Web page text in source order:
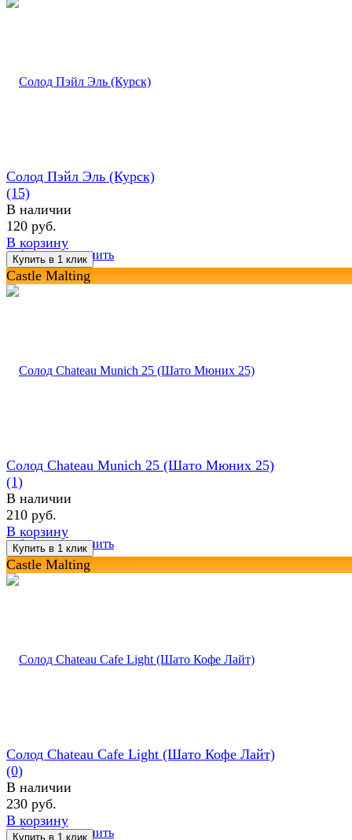
избранное сравнить
Солод Пэйл Эль (Курск)
(15)
В наличии
120 руб.
В корзину
Castle Malting
избранное сравнить
Солод Chateau Munich 25 (Шато Мюних 25)
(1)
В наличии
210 руб.
В корзину
Castle Malting
избранное сравнить
Солод Chateau Cafe Light (Шато Кофе Лайт)
(0)
В наличии
230 руб.
В корзину